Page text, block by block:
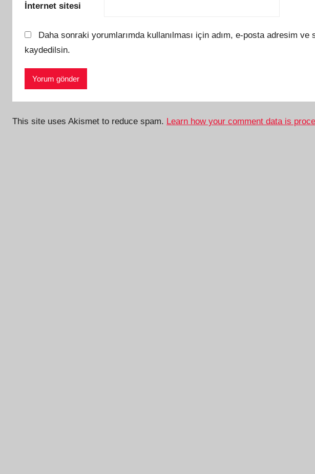
İnternet sitesi
Daha sonraki yorumlarımda kullanılması için adım, e-posta adresim ve
kaydedilsin.
This site uses Akismet to reduce spam. Learn how your comment data is